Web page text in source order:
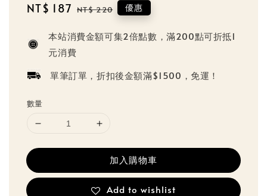
Sale
NT$ 187 Regular
NT$ 220 優惠
本站消費金額可集2倍點數，滿200點可折抵1
元消費
單筆訂單，折扣後金額滿$1500，免運！
數量
加入購物車
Add to wishlist